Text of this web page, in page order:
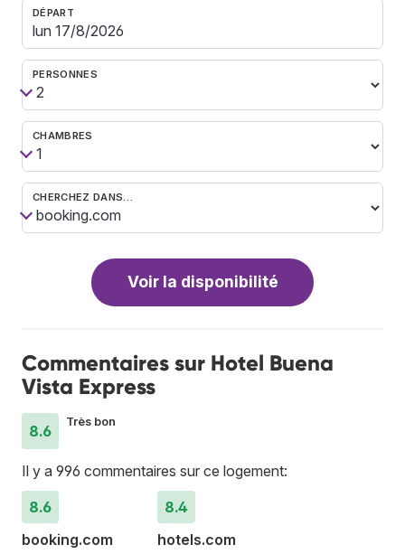
DÉPART
PERSONNES
CHAMBRES
CHERCHEZ DANS…
Voir la disponibilité
Commentaires sur Hotel Buena
Vista Express
8.6
Très bon
Il y a 996 commentaires sur ce logement:
8.6
booking.com
8.4
hotels.com